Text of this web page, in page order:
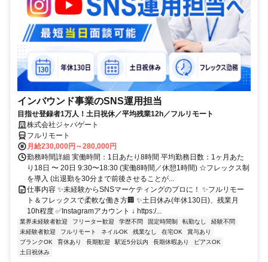
インバウンド事業のSNS運用担当
目指せ登録者1万人！土日祝休／平均残業12h／フルリモート
株式会社ジャパゲート
フルリモート
月給230,000円～280,000円
勤務時間詳細 実働時間：1日あたり8時間 平均勤務日数：1ヶ月あた
り18日 〜 20日 9:30〜18:30 (実働8時間／休憩1時間) ☆フレックス制
を導入 (出退勤を30分まで前後させることが...
仕事内容 ✨未経験からSNSマーケティングのプロに！ ✨フルリモー
ト＆フレックスで柔軟な働き方🏢 ✨土日休み(年休130日)、残業月
10h程度 ✅Instagramアカウント ↓ https:/...
業界未経験者歓迎 フリーター歓迎 学歴不問 固定時間制 転勤なし
経験不問
未経験者歓迎
フルリモート ネイルOK 残業なし 在宅OK
賞与あり
ブランクOK
育休あり 長期歓迎 駅近5分以内 長期休暇あり
ピアスOK
土日祝休み